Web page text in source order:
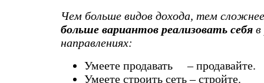
Чем больше видов дохода, тем
больше вариантов реализовать себяв
направлениях:
Умеете продавать – продавайте.
Умеете строить сеть – стройте.